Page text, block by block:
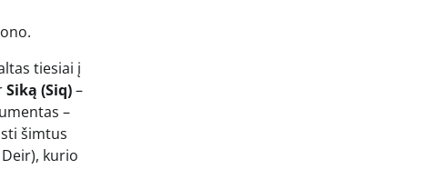
tiesiai į
Siką (Siq)–
–
šimtus
kurio